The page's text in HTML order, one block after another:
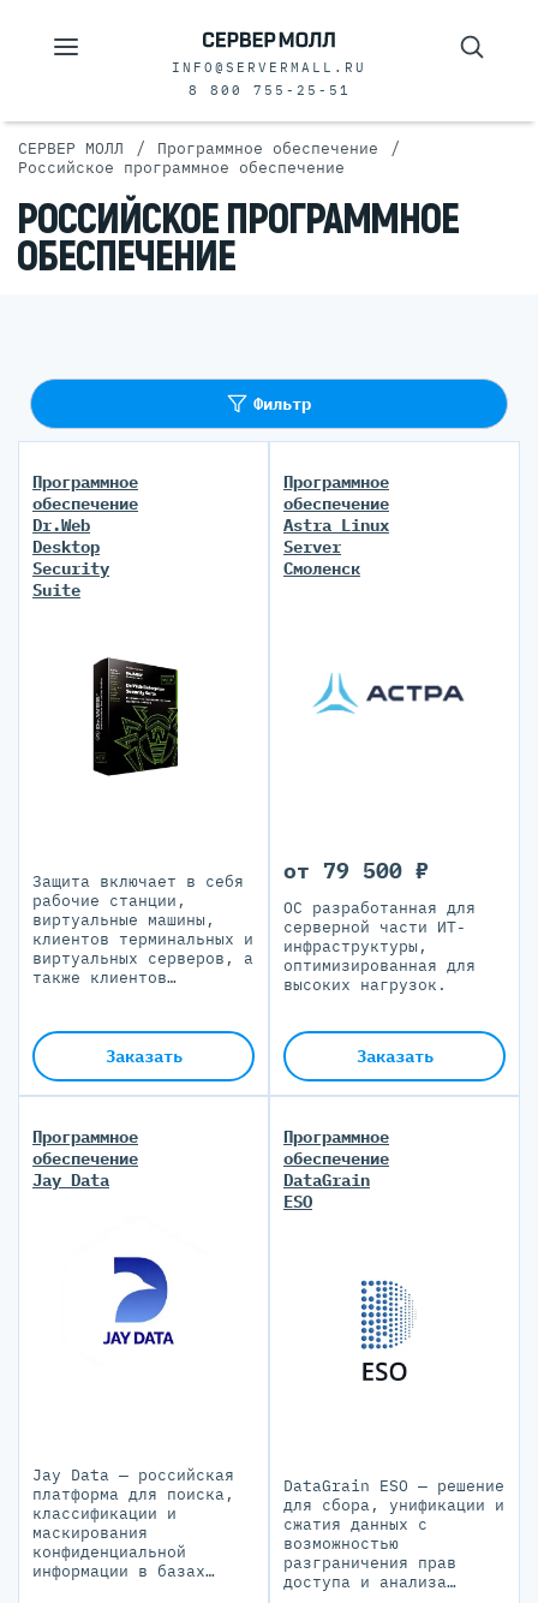
INFO@SERVERMALL.RU
8 800 755-25-51
СЕРВЕР МОЛЛ / Программное обеспечение /
Российское программное обеспечение
РОССИЙСКОЕ ПРОГРАММНОЕ
ОБЕСПЕЧЕНИЕ
Фильтр
Программное
обеспечение
Dr.Web
Desktop
Security
Suite
Защита включает в себя
рабочие станции,
виртуальные машины,
клиентов терминальных и
виртуальных серверов, а
также клиентов
Заказать
Программное
обеспечение
Astra Linux
Server
Смоленск
от 79 500 ₽
ОС разработанная для
серверной части ИТ-
инфраструктуры,
оптимизированная для
высоких нагрузок.
Заказать
Программное
обеспечение
Jay Data
Jay Data — российская
платформа для поиска,
классификации и
маскирования
конфиденциальной
информации в базах
Программное
обеспечение
DataGrain
ESO
DataGrain ESO — решение
для сбора, унификации и
сжатия данных с
возможностью
разграничения прав
доступа и анализа